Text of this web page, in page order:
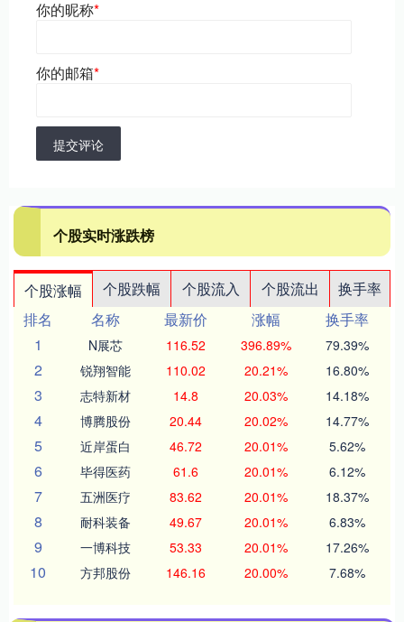
你的昵称*
你的邮箱*
提交评论
个股实时涨跌榜
个股涨幅 个股跌幅 个股流入 个股流出
换手率
排名
名称 最新价 涨幅
换手率
1
N展芯 116.52 396.89% 79.39%
2 锐翔智能 110.02 20.21% 16.80%
3 志特新材 14.8 20.03% 14.18%
4 博腾股份 20.44 20.02% 14.77%
5 近岸蛋白 46.72 20.01% 5.62%
6 毕得医药 61.6 20.01% 6.12%
7 五洲医疗 83.62 20.01% 18.37%
8 耐科装备 49.67 20.01% 6.83%
9 一博科技 53.33 20.01% 17.26%
10 方邦股份 146.16 20.00% 7.68%